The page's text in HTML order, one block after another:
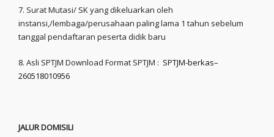
7. Surat Mutasi/ SK yang dikeluarkan oleh
instansi,/lembaga/perusahaan paling lama 1 tahun sebelum
tanggal pendaftaran peserta didik baru
8. Asli SPTJM Download Format SPTJM : SPTJM-berkas–
260518010956
JALUR DOMISILI